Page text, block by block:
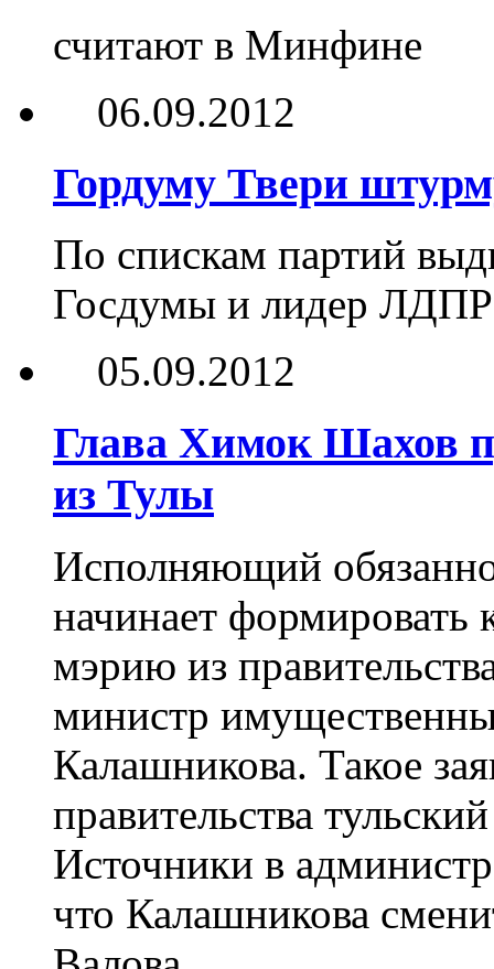
считают в Минфине
06.09.2012
Гордуму Твери
По спискам партий
Госдумы и лидер ЛДПР
05.09.2012
Глава Химок Шахов
из Тулы
Исполняющий
начинает
мэрию из
министр
Калашникова. Такое
правительства
Источники в
что Калашникова